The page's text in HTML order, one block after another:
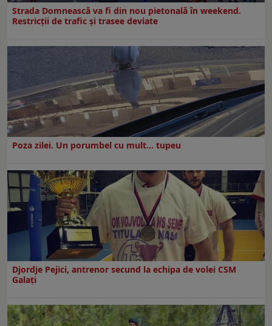
Strada Domnească va fi din nou pietonală în weekend.
Restricţii de trafic şi trasee deviate
Poza zilei. Un porumbel cu mult… tupeu
Djordje Pejici, antrenor secund la echipa de volei CSM
Galați